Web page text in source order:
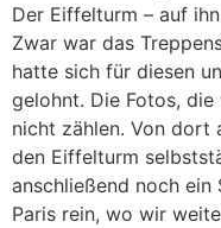
Der Eiffelturm – auf
Zwar war das
hatte sich für diesen
gelohnt. Die Fotos,
nicht zählen. Von dort
den Eiffelturm
anschließend noch
Paris rein, wo wir